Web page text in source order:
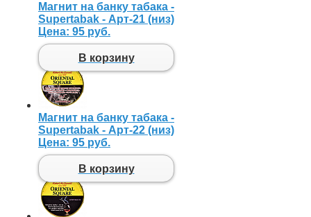
Магнит на банку табака -
Supertabak - Арт-21 (низ)
Цена: 95 руб.
В корзину
Магнит на банку табака -
Supertabak - Арт-22 (низ)
Цена: 95 руб.
В корзину